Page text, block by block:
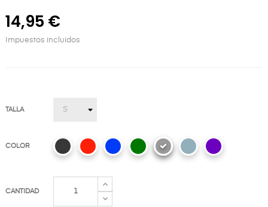
14,95 €
Impuestos incluidos
TALLA
COLOR
CANTIDAD